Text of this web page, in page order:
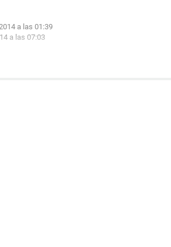
a las 01:39
a las 07:03